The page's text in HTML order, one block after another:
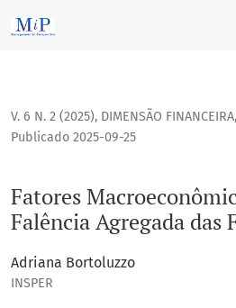
Fatores Macroeconômicos e a
V. 6 N. 2 (2025), DIMENSÃO
Fatores
Falência Agregada das
Publicado 2025-09-25
Adriana Bortoluzzo
INSPER